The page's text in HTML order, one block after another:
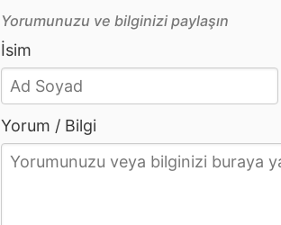
Yorumunuzu ve bilginizi paylaşın
İsim
Yorum / Bilgi